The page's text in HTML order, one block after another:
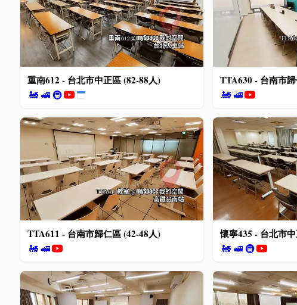
重南612 - 台北市中正區 (82-88人)
🚂 🚅 🚇
TTA630 - 台南市
🚂 🚅
TTA611 - 台南市歸仁區 (42-48人)
🚂 🚅
懷寧435 - 台北市
🚂 🚅 🚇